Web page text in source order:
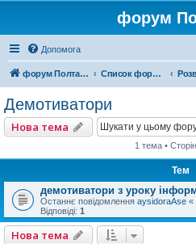
форум
Допомога
форум Полтави Список форумів
Демотиватори
Нова тема
1 тема •
Тем
демотиватори з уроку
Останнє повідомлення aysidoraAse «
Відповіді: 1
Нова тема